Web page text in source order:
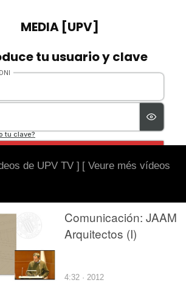
de UPV TV ] [ Veure més vídeos
Comunicación: JAAM
Arquitectos (I)
4:32 · 2012